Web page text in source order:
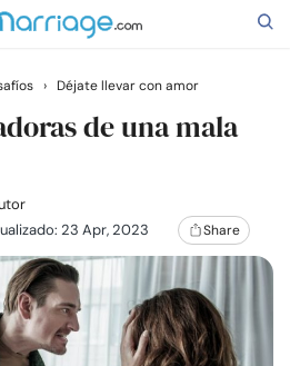
› Déjate llevar con amor
de una mala
23 Apr, 2023 Share